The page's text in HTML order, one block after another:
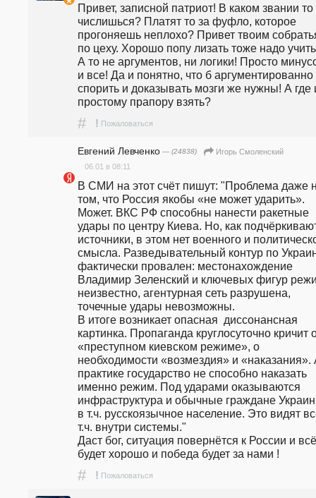
Привет, записной патриот! В каком звании то
числишься? Платят то за фуфло, которое
прогоняешь неплохо? Привет твоим
по цеху. Хорошо попу лизать тоже надо
А то не аргументов, ни логики! Просто
и все! Да и понятно, что б аргументированно
спорить и доказывать мозги же нужны! А где
простому прапору взять?
# ! Пожаловаться
Евгений Левченко — (24838)
Игорь Смоленский
06.01 в 08:11
В СМИ на этот счёт пишут: "Проблема даже
том, что Россия якобы «не может ударить».
Может. ВКС РФ способны нанести ракетные
удары по центру Киева. Но, как
источники, в этом нет военного и
смысла. Разведывательный контур по
фактически провален: местонахождение
Владимир Зеленский и ключевых фигур
неизвестно, агентурная сеть разрушена,
точечные удары невозможны.
В итоге возникает опасная  диссонансная
картинка. Пропаганда круглосуточно кричит
«преступном киевском режиме», о
необходимости «возмездия» и «наказания».
практике государство не способно наказать
именно режим. Под ударами оказываются
инфраструктура и обычные граждане
в т.ч. русскоязычное население. Это видят
т.ч. внутри системы."
Даст бог, ситуация повернётся к России и всё
будет хорошо и победа будет за нами !
# ! Пожаловаться